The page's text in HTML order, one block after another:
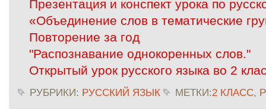
Презентация и конспект урока по
«Объединение слов в тематические
Повторение за год
"Распознавание однокоренных слов."
Открытый урок русского языка во 2
РУБРИКИ: РУССКИЙ ЯЗЫК МЕТКИ:2 КЛАСС,